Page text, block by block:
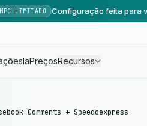
LIMITADO Configuração feita para
IaPreçosRecursos
Comments + Speedoexpress